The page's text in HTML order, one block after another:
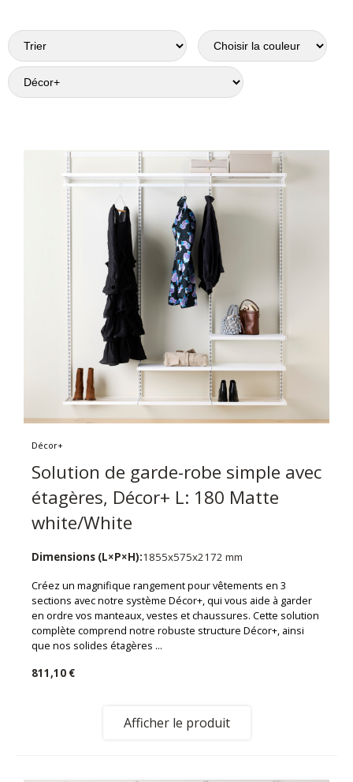
Décor+
Solution de garde-robe simple avec
étagères, Décor+ L: 180 Matte
white/White
Dimensions (L×P×H):1855x575x2172 mm
Créez un magnifique rangement pour vêtements en 3
sections avec notre système Décor+, qui vous aide à garder
en ordre vos manteaux, vestes et chaussures. Cette solution
complète comprend notre robuste structure Décor+, ainsi
que nos solides étagères ...
811,10 €
Afficher le produit